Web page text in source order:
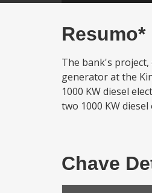
Resumo*
The bank's
generator at the
1000 KW diesel
two 1000 KW
Chave